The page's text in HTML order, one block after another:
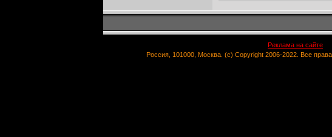
Реклама на сайте
Россия, 101000, Москва. (c) Copyright 2006-2022. Все